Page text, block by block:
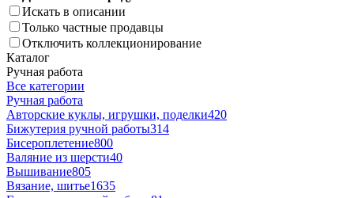
Искать в описании
Только частные продавцы
Отключить коллекционирование
Каталог
Ручная работа
Все категории
Ручная работа
Авторские куклы, игрушки, поделки420
Бижутерия ручной работы314
Бисероплетение800
Валяние из шерсти40
Вышивание805
Вязание, шитье1635